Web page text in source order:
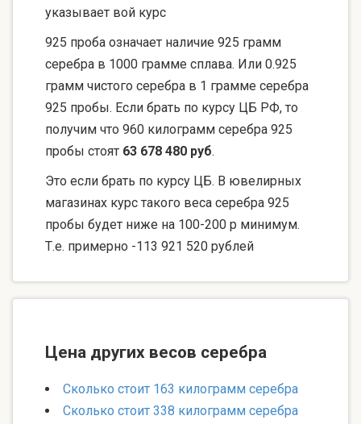
указывает вой курс
925 проба означает наличие 925 грамм
серебра в 1000 грамме сплава. Или 0.925
грамм чистого серебра в 1 грамме серебра
925 пробы. Если брать по курсу ЦБ РФ, то
получим что 960 килограмм серебра 925
пробы стоят 63 678 480 руб.
Это если брать по курсу ЦБ. В ювелирных
магазинах курс такого веса серебра 925
пробы будет ниже на 100-200 р минимум.
Т.е. примерно -113 921 520 рублей
Цена других весов серебра
Сколько стоит 163 килограмм серебра
Сколько стоит 338 килограмм серебра